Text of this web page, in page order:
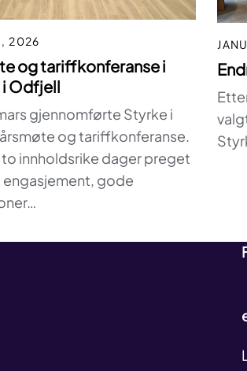
2026
og tariffkonferanse i
Odfjell
gjennomførte Styrke i
og tariffkonferanse.
innholdsrike dager preget
engasjement, gode